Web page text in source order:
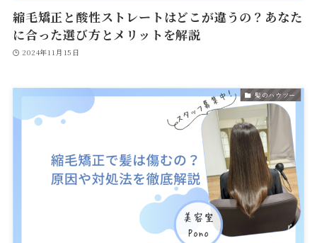
縮毛矯正と酸性ストレートはどこが違うの？あなた
に合った選び方とメリットを解説
2024年11月15日
髪のハウツー